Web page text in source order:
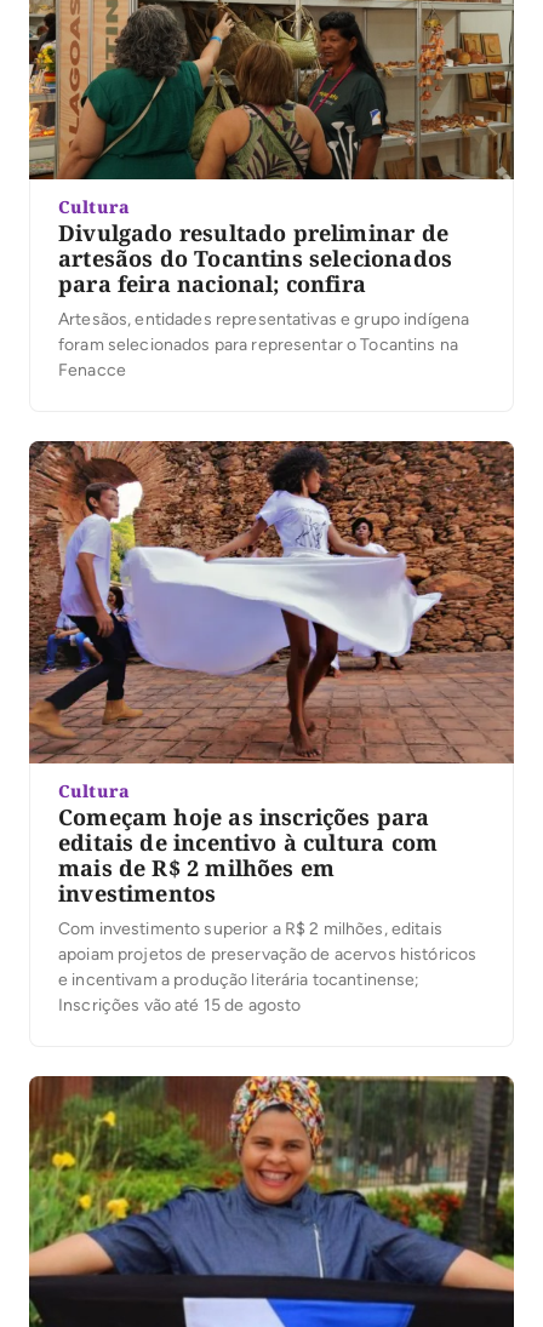
Cultura
Divulgado resultado preliminar de
artesãos do Tocantins selecionados
para feira nacional; confira
Artesãos, entidades representativas e grupo indígena
foram selecionados para representar o Tocantins na
Fenacce
Cultura
Começam hoje as inscrições para
editais de incentivo à cultura com
mais de R$ 2 milhões em
investimentos
Com investimento superior a R$ 2 milhões, editais
apoiam projetos de preservação de acervos históricos
e incentivam a produção literária tocantinense;
Inscrições vão até 15 de agosto